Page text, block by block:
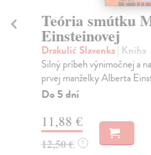
Teória smútku
Einsteinovej
Drakulić Slavenka| Kniha
Silný príbeh výnimočnej a
prvej manželky Alberta
Do 5 dní
11,88 €
12,50 € ?